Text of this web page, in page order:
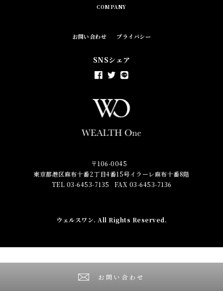
お問い合わせ
COMPANY
お問い合わせ プライバシー
SNSシェア
〒106-0045
東京都港区麻布十番2丁目4番15号イラーレ麻布十番8階
TEL 03-6453-7135
FAX 03-6453-7136
ウェルスワン. All Rights Reserved.